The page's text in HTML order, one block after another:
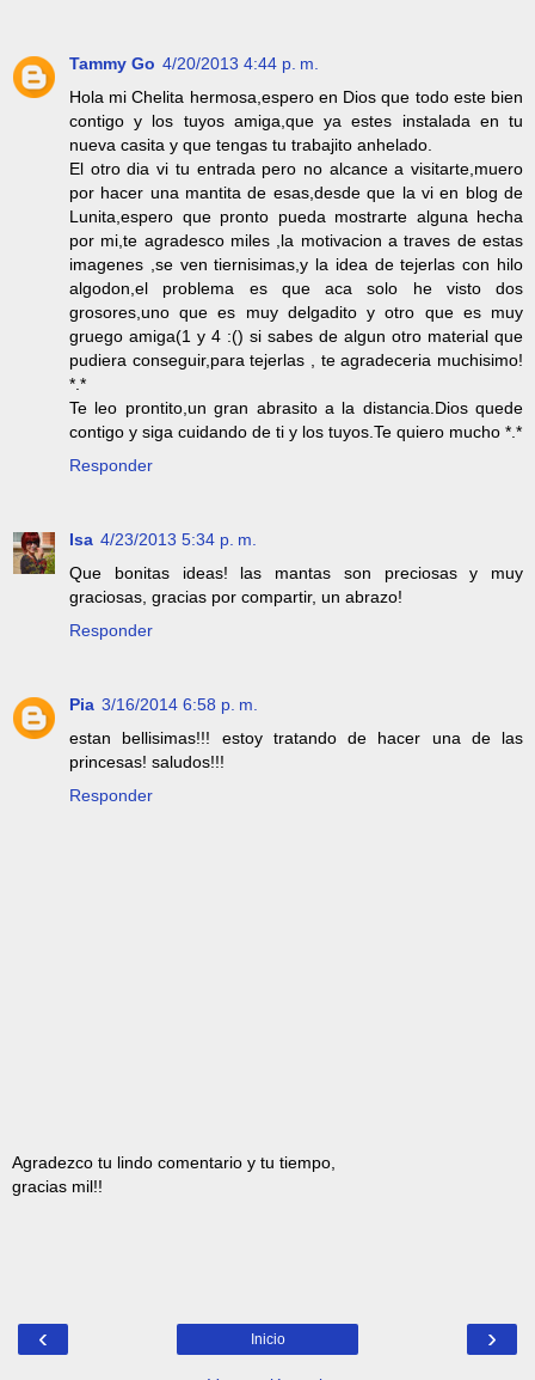
Tammy Go 4/20/2013 4:44 p. m.
Hola mi Chelita hermosa,espero en Dios que todo este bien
contigo y los tuyos amiga,que ya estes instalada en tu
nueva casita y que tengas tu trabajito anhelado.
El otro dia vi tu entrada pero no alcance a visitarte,muero
por hacer una mantita de esas,desde que la vi en blog de
Lunita,espero que pronto pueda mostrarte alguna hecha
por mi,te agradesco miles ,la motivacion a traves de estas
imagenes ,se ven tiernisimas,y la idea de tejerlas con hilo
algodon,el problema es que aca solo he visto dos
grosores,uno que es muy delgadito y otro que es muy
gruego amiga(1 y 4 :() si sabes de algun otro material que
pudiera conseguir,para tejerlas , te agradeceria muchisimo!
*.*
Te leo prontito,un gran abrasito a la distancia.Dios quede
contigo y siga cuidando de ti y los tuyos.Te quiero mucho *.*
Responder
Isa 4/23/2013 5:34 p. m.
Que bonitas ideas! las mantas son preciosas y muy
graciosas, gracias por compartir, un abrazo!
Responder
Pia 3/16/2014 6:58 p. m.
estan bellisimas!!! estoy tratando de hacer una de las
princesas! saludos!!!
Responder
Agradezco tu lindo comentario y tu tiempo,
gracias mil!!
‹ ›
Inicio